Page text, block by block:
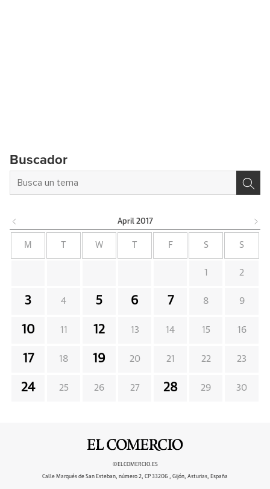
Buscador
April 2017
M W F S S
1 2
3 4 5 6 7 8 9
10 11 12 13 14 15 16
17 18 19 20 21 22 23
24 25 26 27 28 29 30
©ELCOMERCIO.ES
Calle Marqués de San Esteban, número 2, CP 33206 , Gijón, Asturias, España